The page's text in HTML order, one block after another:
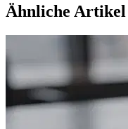
Ähnliche Artikel